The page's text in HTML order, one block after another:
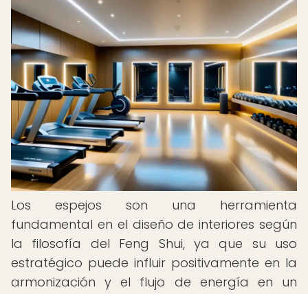
Los espejos son una herramienta
fundamental en el diseño de interiores según
la filosofía del Feng Shui, ya que su uso
estratégico puede influir positivamente en la
armonización y el flujo de energía en un